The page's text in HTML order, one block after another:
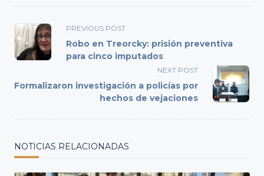
<span
class="nav-
subtitle
reader-
text">Page</span>
PREVIOUS POST
Robo en Treorcky: prisión preventiva
para cinco imputados
NEXT POST
Formalizaron investigación a policías por
hechos de vejaciones
NOTICIAS RELACIONADAS